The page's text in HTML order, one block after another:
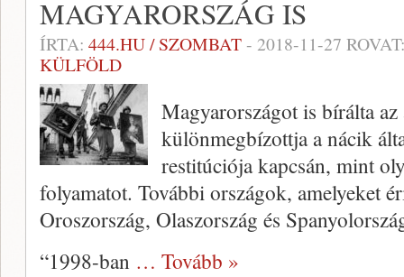
MAGYARORSZÁG IS
ÍRTA: 444.HU / SZOMBAT- 2018-11-27
KÜLFÖLD
Magyarországot is bírálta
különmegbízottja a nácik
restitúciója kapcsán, mint
folyamatot. További országok, amelyeket
Oroszország, Olaszország és
“1998-ban … Tovább »